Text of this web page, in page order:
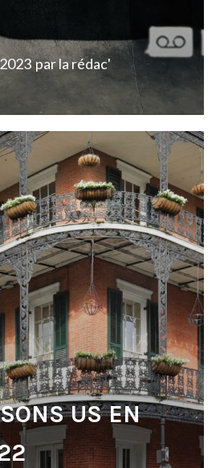
parla rédac'
US EN